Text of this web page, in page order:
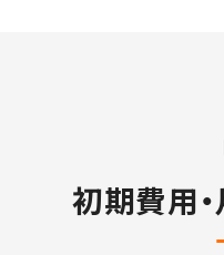
初期費用